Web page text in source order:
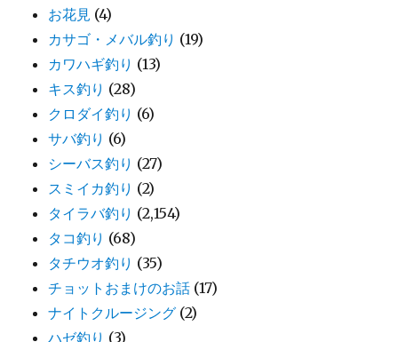
お花見 (4)
カサゴ・メバル釣り (19)
カワハギ釣り (13)
キス釣り (28)
クロダイ釣り (6)
サバ釣り (6)
シーバス釣り (27)
スミイカ釣り (2)
タイラバ釣り (2,154)
タコ釣り (68)
タチウオ釣り (35)
チョットおまけのお話 (17)
ナイトクルージング (2)
ハゼ釣り (3)